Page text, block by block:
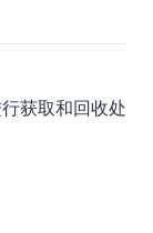
获取和回收处